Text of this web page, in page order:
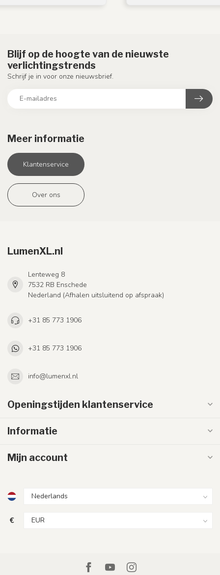
Meer informatie
Klantenservice
Over ons
Blijf op de hoogte van de nieuwste
verlichtingstrends
Schrijf je in voor onze nieuwsbrief.
LumenXL.nl
Lenteweg 8
7532 RB Enschede
Nederland (Afhalen uitsluitend op afspraak)
+31 85 773 1906
+31 85 773 1906
info@lumenxl.nl
Openingstijden klantenservice
Informatie
Mijn account
€